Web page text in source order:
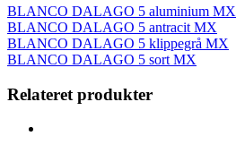
BLANCO DALAGO 5 aluminium MX
BLANCO DALAGO 5 antracit MX
BLANCO DALAGO 5 klippegrå MX
BLANCO DALAGO 5 sort MX
Relateret produkter